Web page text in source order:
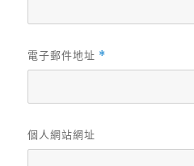
電子郵件地址 *
個人網站網址